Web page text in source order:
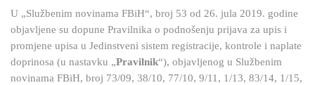
U „Službenim novinama FBiH“, broj 53 od 26. jula 2019. godine
objavljene su dopune Pravilnika o podnošenju prijava za upis i
promjene upisa u Jedinstveni sistem registracije, kontrole i naplate
doprinosa (u nastavku „Pravilnik“), objavljenog u Službenim
novinama FBiH, broj 73/09, 38/10, 77/10, 9/11, 1/13, 83/14, 1/15,